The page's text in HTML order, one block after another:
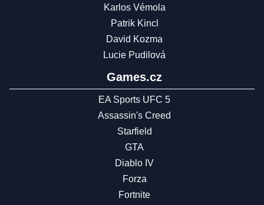
Karlos Vémola
Patrik Kincl
David Kozma
Lucie Pudilová
Games.cz
EA Sports UFC 5
Assassin's Creed
Starfield
GTA
Diablo IV
Forza
Fortnite